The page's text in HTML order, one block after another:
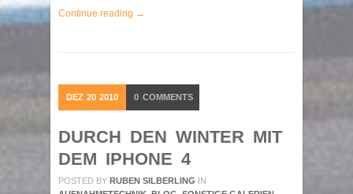
Continue reading →
DEZ 20 2010 0 COMMENTS
DURCH DEN WINTER MIT
DEM IPHONE 4
POSTED BY RUBEN SILBERLING IN